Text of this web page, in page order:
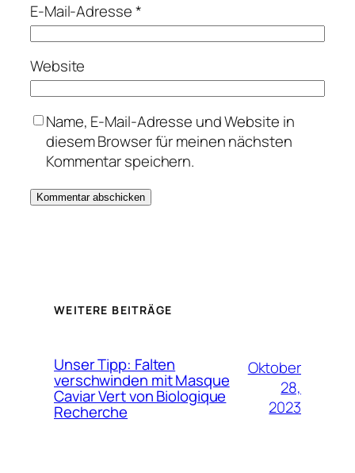
E-Mail-Adresse*
Website
Name, E-Mail-Adresse und Website in
diesem Browser für meinen nächsten
Kommentar speichern.
WEITERE BEITRÄGE
Unser Tipp: Falten
verschwinden mit Masque
Caviar Vert von Biologique
Recherche
Oktober
28,
2023